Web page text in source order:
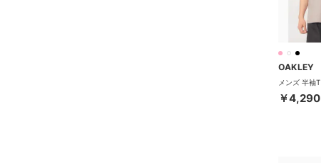
OAKLEY
￥4,290